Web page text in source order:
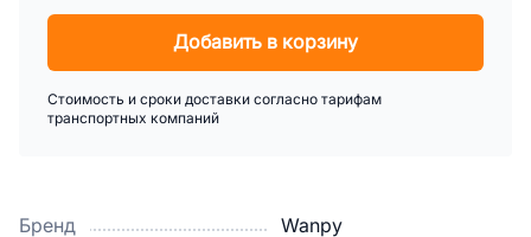
Бренд
Wanpy
Добавить в корзину
Стоимость и сроки доставки согласно тарифам
транспортных компаний